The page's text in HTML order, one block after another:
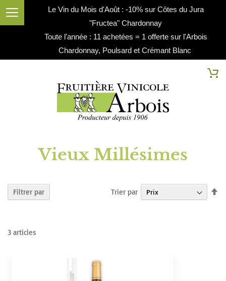
Le Vin du Mois d'Août : -10% sur Côtes du Jura
"Fructea" Chardonnay
Toute l'année : 11 achetées = 1 offerte sur l'Arbois
Chardonnay, Poulsard et Crémant Blanc
Vieux Millésimes
3 articles
Trier par
Filtrer par